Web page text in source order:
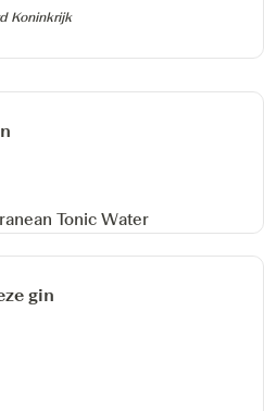
Koninkrijk
Tonic Water
gin